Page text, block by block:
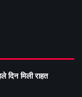
मिली राहत